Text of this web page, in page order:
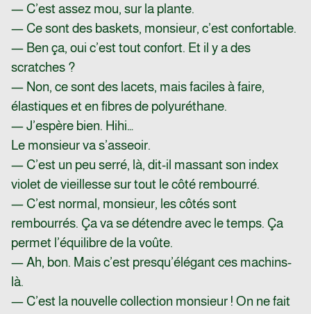
— C’est assez mou, sur la plante.
— Ce sont des baskets, monsieur, c’est confortable.
— Ben ça, oui c’est tout confort. Et il y a des
scratches ?
— Non, ce sont des lacets, mais faciles à faire,
élastiques et en fibres de polyuréthane.
— J’espère bien. Hihi…
Le monsieur va s’asseoir.
— C’est un peu serré, là, dit-il massant son index
violet de vieillesse sur tout le côté rembourré.
— C’est normal, monsieur, les côtés sont
rembourrés. Ça va se détendre avec le temps. Ça
permet l’équilibre de la voûte.
— Ah, bon. Mais c’est presqu’élégant ces machins-
là.
— C’est la nouvelle collection monsieur ! On ne fait